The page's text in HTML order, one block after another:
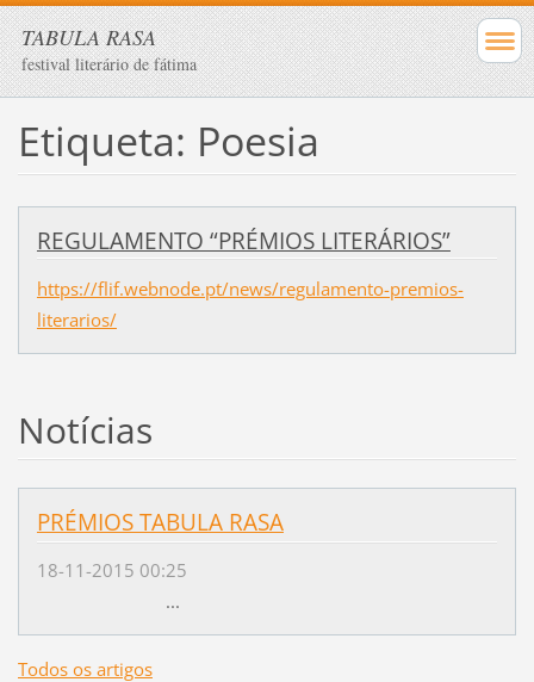
TABULA RASA
festival literário de fátima
Etiqueta: Poesia
REGULAMENTO “PRÉMIOS LITERÁRIOS”
https://flif.webnode.pt/news/regulamento-premios-
literarios/
Notícias
PRÉMIOS TABULA RASA
18-11-2015 00:25
...
Todos os artigos